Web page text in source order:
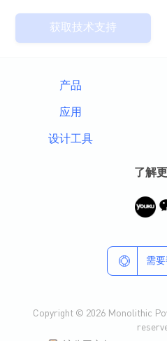
获取技术支持
产品
应用
设计工具
了解
需要
Copyright © 2026 Monolithic